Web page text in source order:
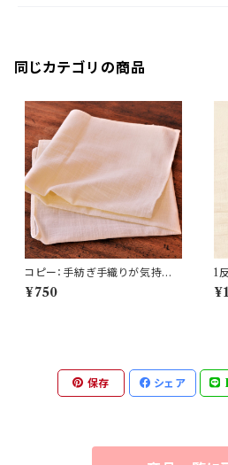
同じカテゴリの商品
コピー：手紡ぎ手織りが気持ちよ
い カディコットンタオル（70c
m）
¥750
1
り
保存 シェア